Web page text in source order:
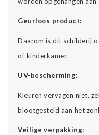
Geurloos product:
Daarom is dit schilderij
of kinderkamer.
UV-bescherming:
Kleuren vervagen niet,
blootgesteld aan het
Veilige verpakking: